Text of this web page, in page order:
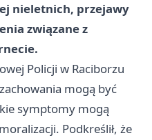
nieletnich, przejawy
związane z
Policji w Raciborzu
mogą być
symptomy mogą
Podkreślił, że